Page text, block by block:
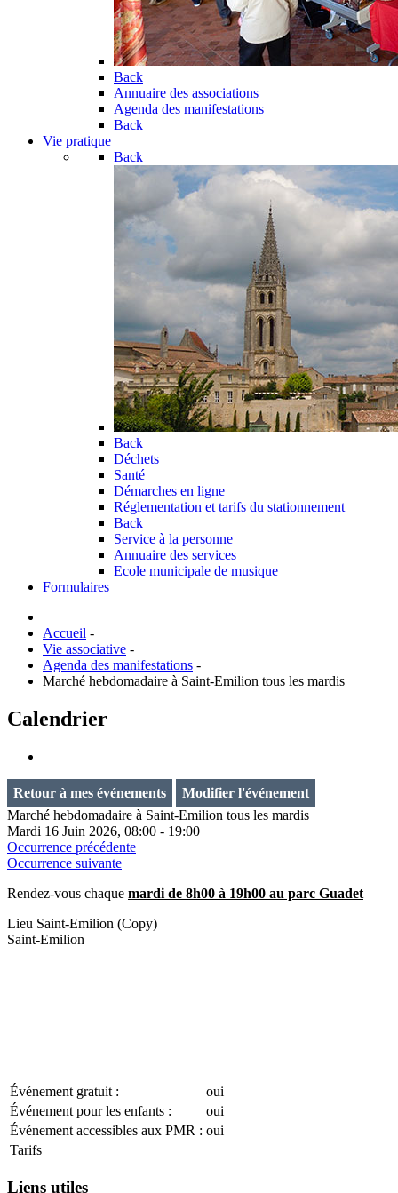
Back
Annuaire des associations
Agenda des manifestations
Back
Vie pratique
Back
Back
Déchets
Santé
Démarches en ligne
Réglementation et tarifs du stationnement
Back
Service à la personne
Annuaire des services
Ecole municipale de musique
Formulaires
Accueil -
Vie associative -
Agenda des manifestations -
Marché hebdomadaire à Saint-Emilion tous les mardis
Calendrier
Retour à mes événements
Modifier l'événement
Marché hebdomadaire à Saint-Emilion tous les mardis
Mardi 16 Juin 2026, 08:00 - 19:00
Occurrence précédente
Occurrence suivante
Rendez-vous chaque mardi de 8h00 à 19h00 au parc Guadet
Lieu Saint-Emilion (Copy)
Saint-Emilion
Événement gratuit :
oui
Événement pour les enfants :
oui
Événement accessibles aux PMR : oui
Tarifs
Liens utiles